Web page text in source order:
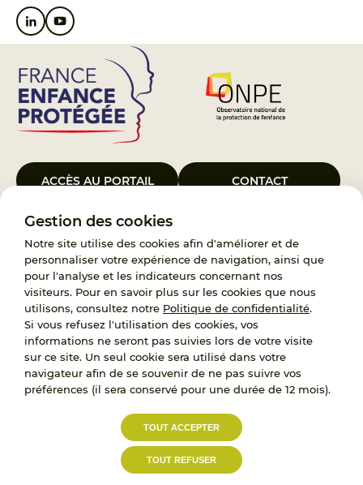
Gestion des cookies
Notre site utilise des cookies afin d'améliorer et de
personnaliser votre expérience de navigation, ainsi que
pour l'analyse et les indicateurs concernant nos
visiteurs. Pour en savoir plus sur les cookies que nous
utilisons, consultez notre Politique de confidentialité.
Si vous refusez l'utilisation des cookies, vos
informations ne seront pas suivies lors de votre visite
sur ce site. Un seul cookie sera utilisé dans votre
navigateur afin de se souvenir de ne pas suivre vos
préférences (il sera conservé pour une durée de 12 mois).
TOUT ACCEPTER
TOUT REFUSER
ACCÈS AU PORTAIL CONTACT
Le Groupement d’Intérêt Public France Enfance Protégée, créé le 5
janvier 2023, a pour objet d’assurer les missions de service public du
119, d’accompagnement des adoptants et de traitement des
demandes d’accès aux origines personnelles. France Enfance
Protégée est également un observatoire et une ressource pour
l’ensemble des professionnels, ainsi qu’un appui à l’élaboration de la
politique publique à travers le soutien à l’activité des conseils
nationaux.
RECRUTEMENT
L’État, les Départements et les Associations au
service de la prévention et de la protection de
l’enfance.
Politique de